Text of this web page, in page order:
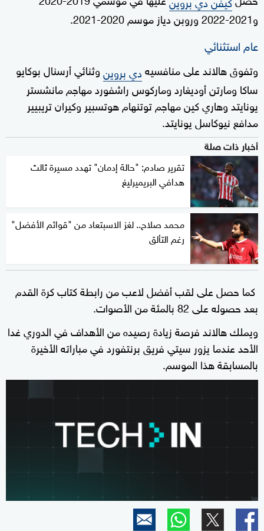
و2021-2022 وروبن دياز موسم 2020-2021.
عام استثنائي
وتفوق هالاند على منافسيهدي بروينوثنائي أرسنال بوكايو
ساكا ومارتن أوديغارد وماركوس راشفورد مهاجم مانشستر
يونايتد وهاري كين مهاجم توتنهام هوتسبير وكيران تريبيير
مدافع نيوكاسل يونايتد.
أخبار ذات صلة
تقرير صادم: "حالة إدمان" تهدد مسيرة ثالث
هدافي البريميرليغ
محمد صلاح.. لغز الاسبتعاد من "قوائم الأفضل"
رغم التألق
كما حصل على لقب أفضل لاعب من رابطة كتاب كرة القدم
بعد حصوله على 82 بالمئة من الأصوات.
ويملك هالاند فرصة زيادة رصيده من الأهداف في الدوري غدا
الأحد عندما يزور سيتي فريق برنتفورد في مباراته الأخيرة
بالمسابقة هذا الموسم.